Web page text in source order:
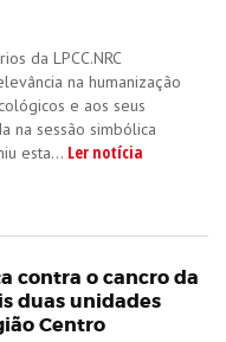
da LPCC.NRC
na humanização
e aos seus
na sessão simbólica
esta... Ler notícia
contra o cancro da
duas unidades
Centro